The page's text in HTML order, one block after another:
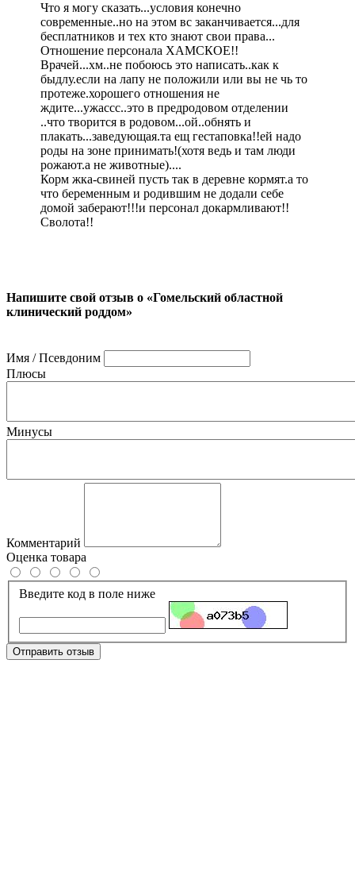
Что я могу сказать...условия конечно
современные..но на этом вс заканчивается...для
бесплатников и тех кто знают свои права...
Отношение персонала ХАМСКОЕ!!
Врачей...хм..не побоюсь это написать..как к
быдлу.если на лапу не положили или вы не чь то
протеже.хорошего отношения не
ждите...ужассс..это в предродовом отделении
..что творится в родовом...ой..обнять и
плакать...заведующая.та ещ гестаповка!!ей надо
роды на зоне принимать!(хотя ведь и там люди
рожают.а не животные)....
Корм жка-свиней пусть так в деревне кормят.а то
что беременным и родившим не додали себе
домой заберают!!!и персонал докармливают!!
Сволота!!
Напишите свой отзыв о «Гомельский областной
клинический роддом»
Имя / Псевдоним
Плюсы
Минусы
Комментарий
Оценка товара
Введите код в поле ниже
Отправить отзыв